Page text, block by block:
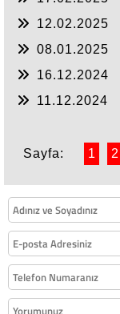
12.02.2025
08.01.2025
16.12.2024
11.12.2024
Sayfa: 1 2